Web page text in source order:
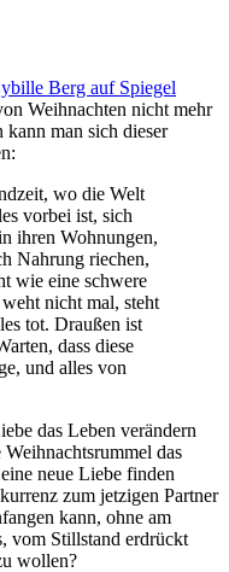
Berg auf Spiegel
Weihnachten nicht mehr
man sich dieser
wo die Welt
vorbei ist, sich
ihren Wohnungen,
Nahrung riechen,
wie eine schwere
nicht mal, steht
tot. Draußen ist
dass diese
und alles von
das Leben verändern
das
neue Liebe finden
zum jetzigen Partner
kann, ohne am
vom Stillstand erdrückt
wollen?